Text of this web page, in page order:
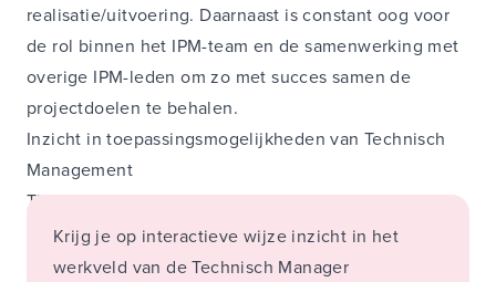
realisatie/uitvoering. Daarnaast is constant oog voor
de rol binnen het IPM-team en de samenwerking met
overige IPM-leden om zo met succes samen de
projectdoelen te behalen.
Inzicht in toepassingsmogelijkheden van Technisch
Management
Tijdens deze cursus:
Krijg je op interactieve wijze inzicht in het
werkveld van de Technisch Manager